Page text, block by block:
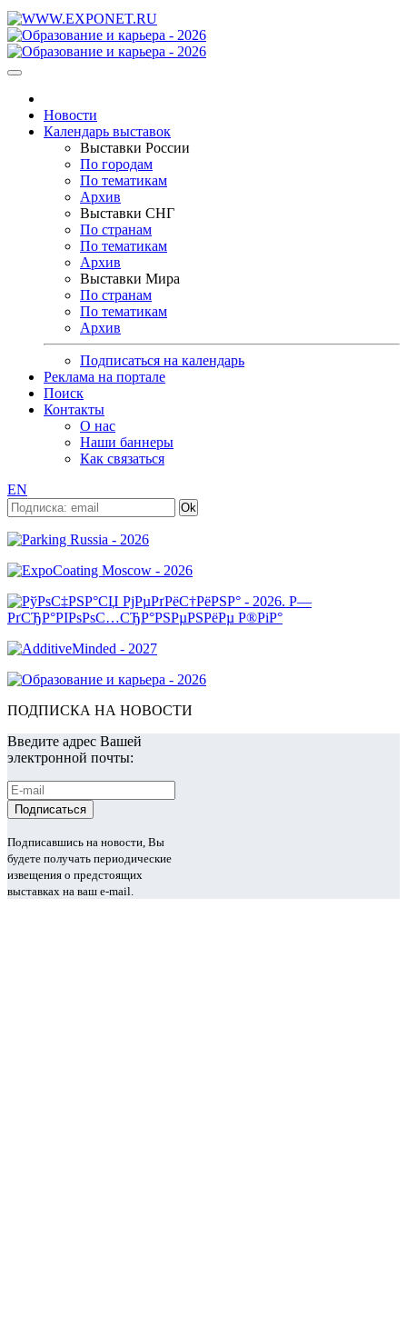
Новости
Календарь выставок
Выставки России
По городам
По тематикам
Архив
Выставки СНГ
По странам
По тематикам
Архив
Выставки Мира
По странам
По тематикам
Архив
Подписаться на календарь
Реклама на портале
Поиск
Контакты
О нас
Наши баннеры
Как связаться
EN
ПОДПИСКА НА НОВОСТИ
Введите адрес Вашей
электронной почты:
Подписавшись на новости, Вы
будете получать периодические
извещения о предстоящих
выставках на ваш e-mail.